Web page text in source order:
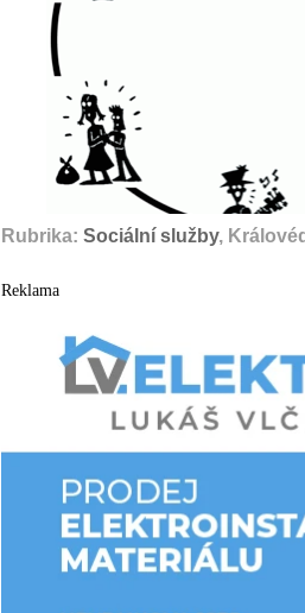
Rubrika: Sociální služby,
Reklama